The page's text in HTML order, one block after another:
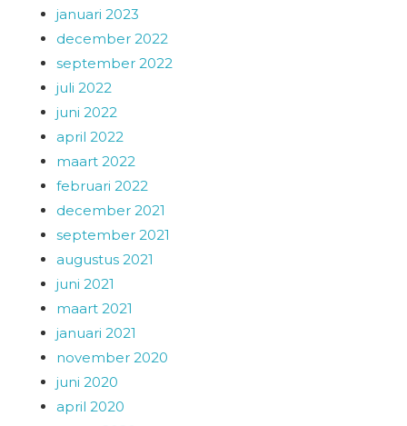
januari 2023
december 2022
september 2022
juli 2022
juni 2022
april 2022
maart 2022
februari 2022
december 2021
september 2021
augustus 2021
juni 2021
maart 2021
januari 2021
november 2020
juni 2020
april 2020